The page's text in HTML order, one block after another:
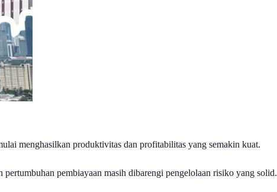
menghasilkan produktivitas dan profitabilitas yang semakin kuat.
pembiayaan masih dibarengi pengelolaan risiko yang solid.